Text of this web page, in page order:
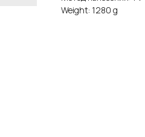
Weight: 1280 g